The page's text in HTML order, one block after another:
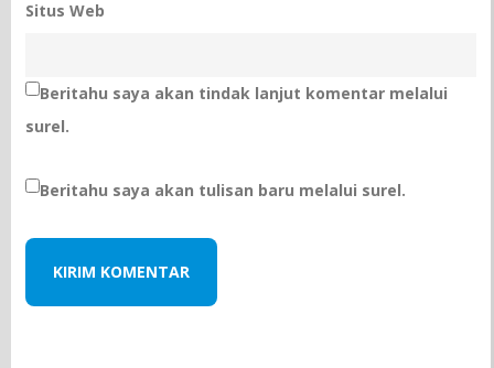
Situs Web
Beritahu saya akan tindak lanjut komentar melalui
surel.
Beritahu saya akan tulisan baru melalui surel.